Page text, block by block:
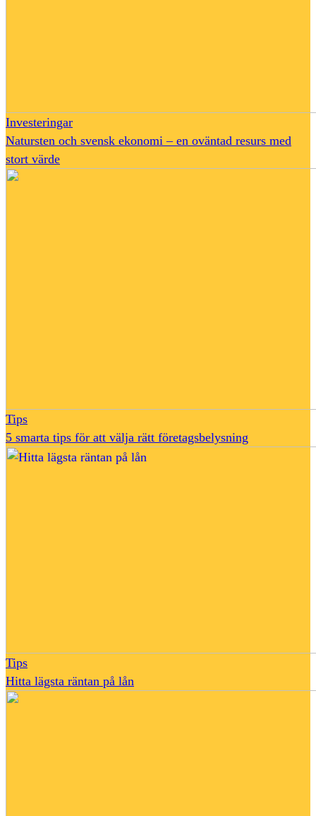
Investeringar
Natursten och svensk ekonomi – en oväntad resurs med
stort värde
Tips
5 smarta tips för att välja rätt företagsbelysning
Tips
Hitta lägsta räntan på lån